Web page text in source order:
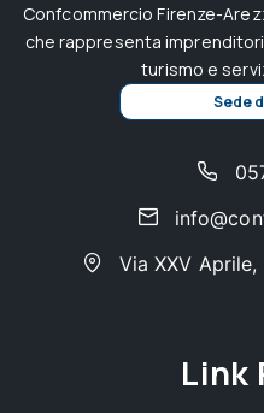
Confcommercio Firenze-
che rappresenta
turismo e
Sede
Via XXV
Link